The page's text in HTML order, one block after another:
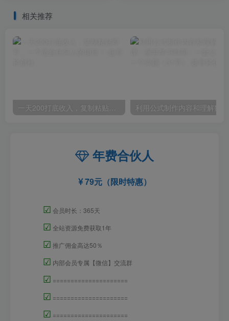
相关推荐
一天200打底收入，复制粘贴即可，一个适合任何人的项目！
年费合伙人
79元（限时特惠）
☑ 会员时长：365天
☑ 全站资源免费获取1年
☑ 推广佣金高达50％
☑ 内部会员专属【微信】交流群
☑ =====================
☑ =====================
☑ =====================